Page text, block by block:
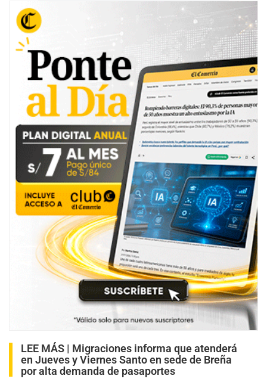
LEE MÁS | Migraciones informa que atenderá
en Jueves y Viernes Santo en sede de Breña
por alta demanda de pasaportes